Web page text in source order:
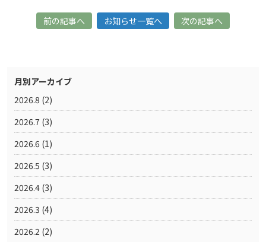
前の記事へ お知らせ一覧へ 次の記事へ
月別アーカイブ
2026.8 (2)
2026.7 (3)
2026.6 (1)
2026.5 (3)
2026.4 (3)
2026.3 (4)
2026.2 (2)